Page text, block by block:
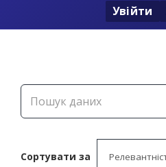
Увійти
Сортувати за